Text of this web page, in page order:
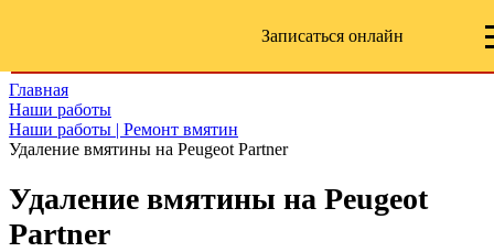
Записаться онлайн
Главная
Наши работы
Наши работы | Ремонт вмятин
Удаление вмятины на Peugeot Partner
Удаление вмятины на Peugeot
Partner